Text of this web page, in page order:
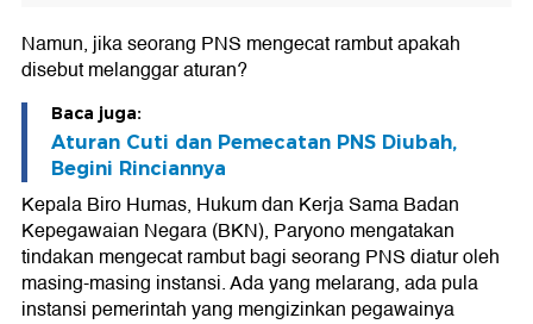
Namun, jika seorang PNS mengecat rambut apakah
disebut melanggar aturan?
Baca juga:
Aturan Cuti dan Pemecatan PNS Diubah,
Begini Rinciannya
Kepala Biro Humas, Hukum dan Kerja Sama Badan
Kepegawaian Negara (BKN), Paryono mengatakan
tindakan mengecat rambut bagi seorang PNS diatur oleh
masing-masing instansi. Ada yang melarang, ada pula
instansi pemerintah yang mengizinkan pegawainya